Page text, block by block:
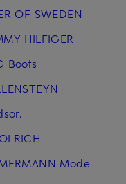
OF SWEDEN
HILFIGER
Boots
Mode